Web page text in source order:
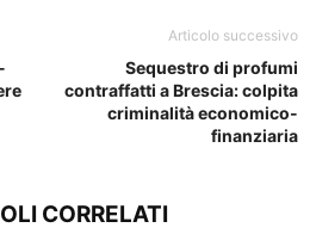
Articolo successivo
Sequestro di profumi
contraffatti a Brescia: colpita
criminalità economico-
finanziaria
CORRELATI